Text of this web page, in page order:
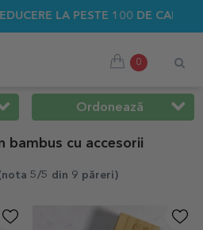
DE CADOURI PERSONALIZATE ☀️
0
Ordonează
bambus cu accesorii
nota 5/5 din 9 păreri )